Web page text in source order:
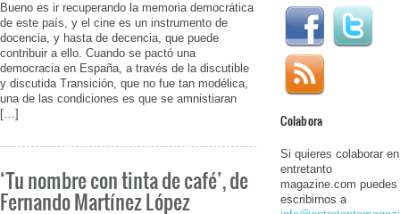
Bueno es ir recuperando la memoria democrática
de este país, y el cine es un instrumento de
docencia, y hasta de decencia, que puede
contribuir a ello. Cuando se pactó una
democracia en España, a través de la discutible
y discutida Transición, que no fue tan modélica,
una de las condiciones es que se amnistiaran
[…]
‘Tu nombre con tinta de café’, de
Fernando Martínez López
Colabora
Si quieres colaborar en
entretanto
magazine.com puedes
escribirnos a